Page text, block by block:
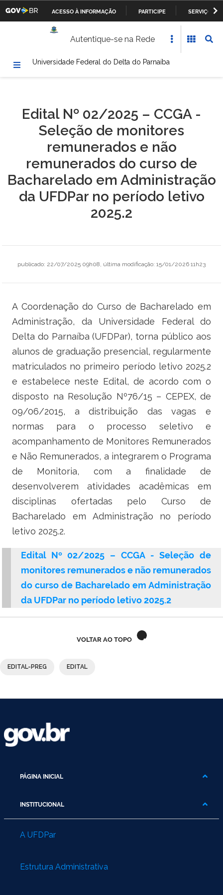
PARA
CONTEÚDO
ACESSO À INFORMAÇÃO PARTICIPE
SERVIÇOS
Ministério da Defesa
Ministério da Fazenda
Ministério dos Transportes, Portos e Aviação Civil
Ministério da Agricultura, Pecuária e Abastecimento
Ministério da Educação
Ministério da Saúde
Ministério da Indústria, Comércio Exterior e Serviços
Ministério do Planejamento, Desenvolvimento e Gestão
Ministério da Ciência, Tecnologia, Inovações e Comunicações
Ministério do Meio Ambiente
Ministério do Esporte
Ministério da Integração Nacional
Ministério das Cidades
Ministério da Transparência e Controladoria-Geral da União
Ministério dos Direitos Humanos
Secretaria-Geral da Presidência da República
Advocacia-Geral da União
Autentique-se na Rede
Universidade Federal do Delta do Parnaíba
Edital Nº 02/2025 – CCGA -
Seleção de monitores
remunerados e não
remunerados do curso de
Bacharelado em Administração
da UFDPar no período letivo
2025.2
publicado: 22/07/2025 09h08, última modificação: 15/01/2026 11h23
A Coordenação do Curso de Bacharelado em
Administração, da Universidade Federal do
Delta do Parnaíba (UFDPar), torna público aos
alunos de graduação presencial, regularmente
matriculados no primeiro período letivo 2025.2
e estabelece neste Edital, de acordo com o
disposto na Resolução Nº76/15 – CEPEX, de
09/06/2015, a distribuição das vagas e
normas para o processo seletivo e
acompanhamento de Monitores Remunerados
e Não Remunerados, a integrarem o Programa
de Monitoria, com a finalidade de
desenvolverem atividades acadêmicas em
disciplinas ofertadas pelo Curso de
Bacharelado em Administração no período
letivo 2025.2.
Edital Nº 02/2025 – CCGA - Seleção de
monitores remunerados e não remunerados
do curso de Bacharelado em Administração
da UFDPar no período letivo 2025.2
VOLTAR AO TOPO
EDITAL-PREG EDITAL
PÁGINA INICIAL
INSTITUCIONAL
A UFDPar
Estrutura Administrativa